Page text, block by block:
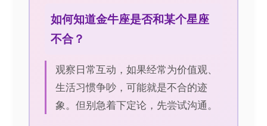
如何知道金牛座是否和某个星座
不合？
观察日常互动，如果经常为价值观、
生活习惯争吵，可能就是不合的迹
象。但别急着下定论，先尝试沟通。